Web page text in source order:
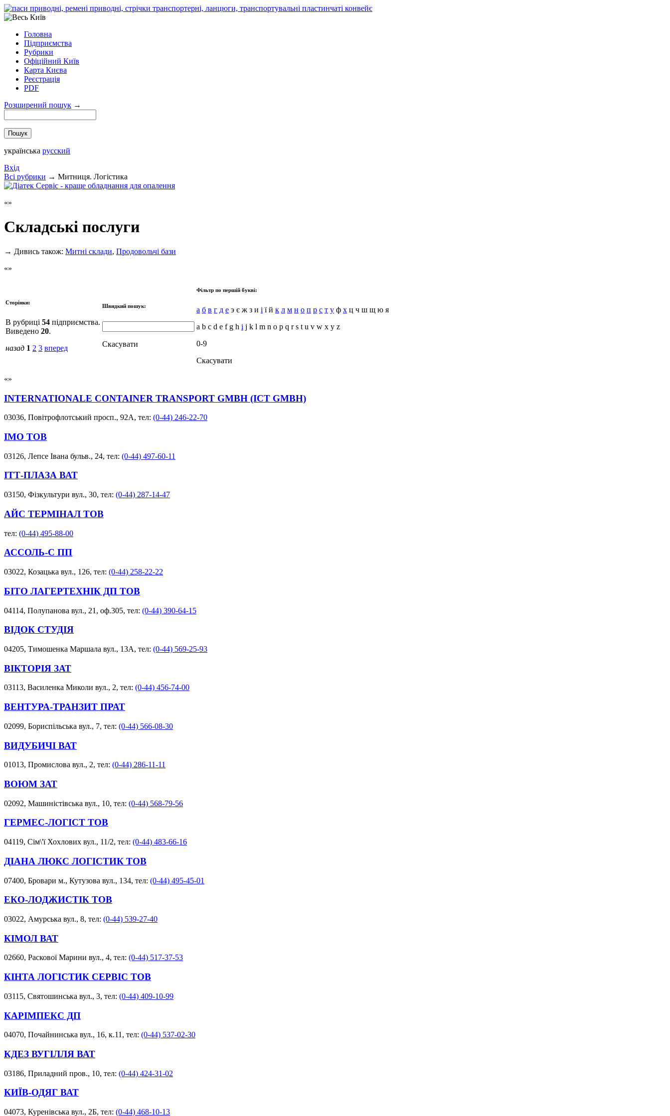
Головна
Підприємства
Рубрики
Офіційний Київ
Карта Києва
Реєстрація
PDF
Розширений пошук →
українська русский
Вхід
Всi рубрики → Митниця. Логістика
Складські послуги
→ Дивись також: Митні склади, Продовольчі бази
Сторінки:
В рубриці 54 підприємства.
Виведено 20.
назад 1 2 3 вперед
Швидкий пошук:
Скасувати
Фільтр по першій букві:
а б в г д е э є ж з и і ї й к л м н о п р с т у ф х ц ч ш щ ю я
a b c d e f g h i j k l m n o p q r s t u v w x y z
0-9
Скасувати
INTERNATIONALE CONTAINER TRANSPORT GMBH (ICT GMBH)
03036, Повітрофлотський просп., 92А, тел: (0-44) 246-22-70
ІМО ТОВ
03126, Лепсе Івана бульв., 24, тел: (0-44) 497-60-11
ІТТ-ПЛАЗА ВАТ
03150, Фізкультури вул., 30, тел: (0-44) 287-14-47
АЙС ТЕРМІНАЛ ТОВ
тел: (0-44) 495-88-00
АССОЛЬ-С ПП
03022, Козацька вул., 126, тел: (0-44) 258-22-22
БІТО ЛАГЕРТЕХНІК ДП ТОВ
04114, Полупанова вул., 21, оф.305, тел: (0-44) 390-64-15
ВІДОК СТУДІЯ
04205, Тимошенка Маршала вул., 13А, тел: (0-44) 569-25-93
ВІКТОРІЯ ЗАТ
03113, Василенка Миколи вул., 2, тел: (0-44) 456-74-00
ВЕНТУРА-ТРАНЗИТ ПРАТ
02099, Бориспільська вул., 7, тел: (0-44) 566-08-30
ВИДУБИЧІ ВАТ
01013, Промислова вул., 2, тел: (0-44) 286-11-11
ВОЮМ ЗАТ
02092, Машиністівська вул., 10, тел: (0-44) 568-79-56
ГЕРМЕС-ЛОГІСТ ТОВ
04119, Сім\'ї Хохлових вул., 11/2, тел: (0-44) 483-66-16
ДІАНА ЛЮКС ЛОГІСТИК ТОВ
07400, Бровари м., Кутузова вул., 134, тел: (0-44) 495-45-01
ЕКО-ЛОДЖИСТІК ТОВ
03022, Амурська вул., 8, тел: (0-44) 539-27-40
КІМОЛ ВАТ
02660, Раскової Марини вул., 4, тел: (0-44) 517-37-53
КІНТА ЛОГІСТИК СЕРВІС ТОВ
03115, Святошинська вул., 3, тел: (0-44) 409-10-99
КАРІМПЕКС ДП
04070, Почайнинська вул., 16, к.11, тел: (0-44) 537-02-30
КДЕЗ ВУГІЛЛЯ ВАТ
03186, Приладний пров., 10, тел: (0-44) 424-31-02
КИЇВ-ОДЯГ ВАТ
04073, Куренівська вул., 2Б, тел: (0-44) 468-10-13